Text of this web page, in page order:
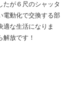
たが６尺のシャッタ
電動化で交換する部
適な生活になりま
放です！